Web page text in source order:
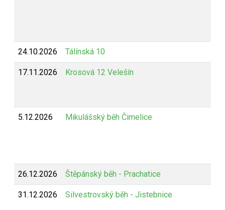
24.10.2026 Tálínská 10
17.11.2026 Krosová 12 Velešín
5.12.2026 Mikulášský běh Čimelice
26.12.2026 Štěpánský běh - Prachatice
31.12.2026 Silvestrovský běh - Jistebnice